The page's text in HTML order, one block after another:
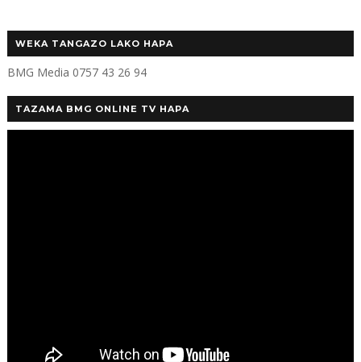
WEKA TANGAZO LAKO HAPA
BMG Media 0757 43 26 94
TAZAMA BMG ONLINE TV HAPA